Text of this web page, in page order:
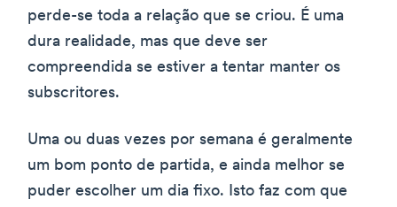
perde-se toda a relação que se criou. É uma
dura realidade, mas que deve ser
compreendida se estiver a tentar manter os
subscritores.
Uma ou duas vezes por semana é geralmente
um bom ponto de partida, e ainda melhor se
puder escolher um dia fixo. Isto faz com que